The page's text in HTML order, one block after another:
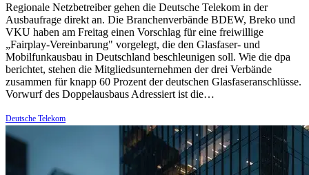
Regionale Netzbetreiber gehen die Deutsche Telekom in der
Ausbaufrage direkt an. Die Branchenverbände BDEW, Breko und
VKU haben am Freitag einen Vorschlag für eine freiwillige
„Fairplay-Vereinbarung" vorgelegt, die den Glasfaser- und
Mobilfunkausbau in Deutschland beschleunigen soll. Wie die dpa
berichtet, stehen die Mitgliedsunternehmen der drei Verbände
zusammen für knapp 60 Prozent der deutschen Glasfaseranschlüsse.
Vorwurf des Doppelausbaus Adressiert ist die…
Deutsche Telekom